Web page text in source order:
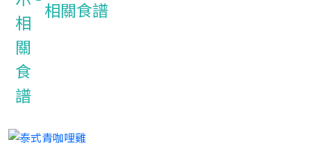
相關食譜